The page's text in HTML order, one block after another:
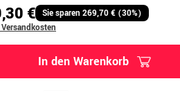
€ Sie sparen 269,70 € (30%)
In den Warenkorb